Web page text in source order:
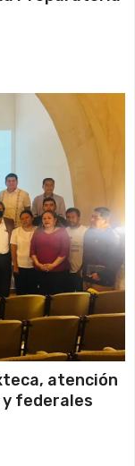
atención
federales